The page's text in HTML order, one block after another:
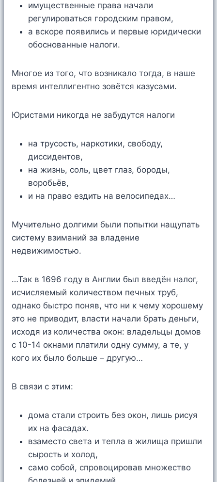
имущественные права начали
регулироваться городским правом,
а вскоре появились и первые юридически
обоснованные налоги.
Многое из того, что возникало тогда, в наше
время интеллигентно зовётся казусами.
Юристами никогда не забудутся налоги
на трусость, наркотики, свободу,
диссидентов,
на жизнь, соль, цвет глаз, бороды,
воробьёв,
и на право ездить на велосипедах…
Мучительно долгими были попытки нащупать
систему взиманий за владение
недвижимостью.
…Так в 1696 году в Англии был введён налог,
исчисляемый количеством печных труб,
однако быстро поняв, что ни к чему хорошему
это не приводит, власти начали брать деньги,
исходя из количества окон: владельцы домов
с 10-14 окнами платили одну сумму, а те, у
кого их было больше – другую…
В связи с этим:
дома стали строить без окон, лишь рисуя
их на фасадах.
взаместо света и тепла в жилища пришли
сырость и холод,
само собой, спровоцировав множество